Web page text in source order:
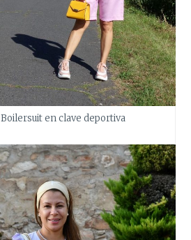
Boilersuit en clave deportiva